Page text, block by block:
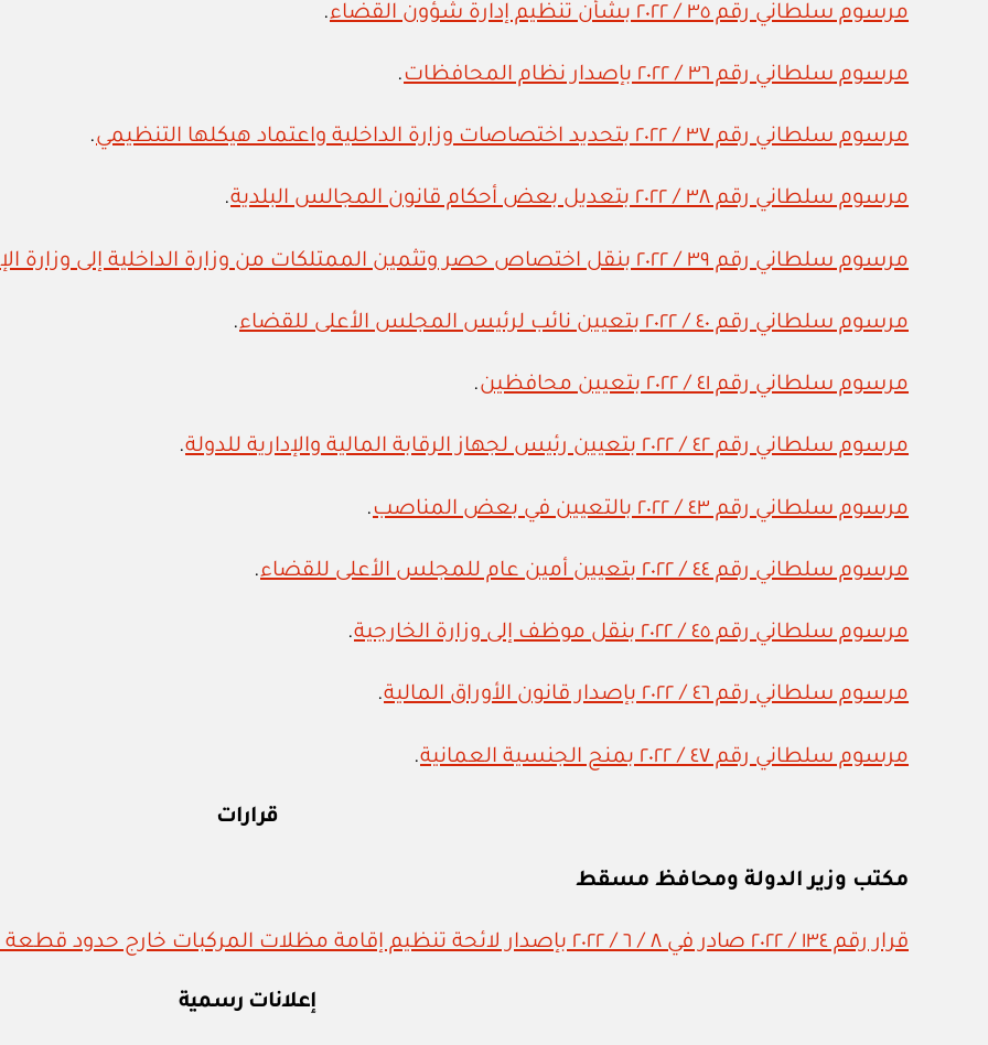
مرسوم سلطاني رقم ٣٥ / ٢٠٢٢ بشأن تنظيم إدارة شؤون القضاء .
مرسوم سلطاني رقم ٣٦ / ٢٠٢٢ بإصدار نظام المحافظات .
مرسوم سلطاني رقم ٣٧ / ٢٠٢٢ بتحديد اختصاصات وزارة الداخلية واعتماد هيكلها التنظيمي .
مرسوم سلطاني رقم ٣٨ / ٢٠٢٢ بتعديل بعض أحكام قانون المجالس البلدية .
مرسوم سلطاني رقم ٣٩ / ٢٠٢٢ بنقل اختصاص حصر وتثمين الممتلكات من وزارة الداخلية إلى وزارة الإسكان والتخطيط العمراني
مرسوم سلطاني رقم ٤٠ / ٢٠٢٢ بتعيين نائب لرئيس المجلس الأعلى للقضاء .
مرسوم سلطاني رقم ٤١ / ٢٠٢٢ بتعيين محافظين .
مرسوم سلطاني رقم ٤٢ / ٢٠٢٢ بتعيين رئيس لجهاز الرقابة المالية والإدارية للدولة .
مرسوم سلطاني رقم ٤٣ / ٢٠٢٢ بالتعيين في بعض المناصب .
مرسوم سلطاني رقم ٤٤ / ٢٠٢٢ بتعيين أمين عام للمجلس الأعلى للقضاء .
مرسوم سلطاني رقم ٤٥ / ٢٠٢٢ بنقل موظف إلى وزارة الخارجية .
مرسوم سلطاني رقم ٤٦ / ٢٠٢٢ بإصدار قانون الأوراق المالية .
مرسوم سلطاني رقم ٤٧ / ٢٠٢٢ بمنح الجنسية العمانية .
قرارات
مكتب وزير الدولة ومحافظ مسقط
قرار رقم ١٣٤ / ٢٠٢٢ صادر في ٨ / ٦ / ٢٠٢٢ بإصدار لائحة تنظيم إقامة مظلات المركبات خارج حدود قطعة أرض المبنى السكني
إعلانات رسمية